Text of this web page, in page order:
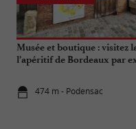
Musée et boutique : visitez
l’apéritif de Bordeaux par
474 m - Podensac